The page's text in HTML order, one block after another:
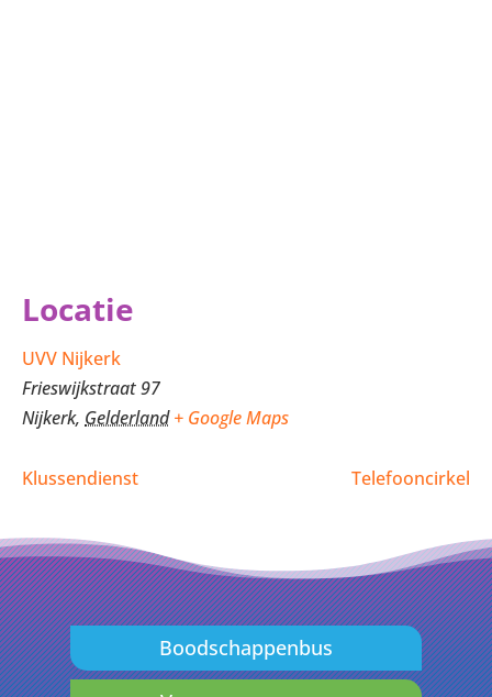
Locatie
UVV Nijkerk
Frieswijkstraat 97
Nijkerk, Gelderland + Google Maps
Klussendienst Telefooncirkel
Boodschappenbus